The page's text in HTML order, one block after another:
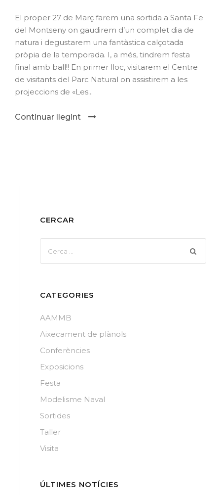
El proper 27 de Març farem una sortida a Santa Fe
del Montseny on gaudirem d’un complet dia de
natura i degustarem una fantàstica calçotada
pròpia de la temporada. I, a més, tindrem festa
final amb ball!! En primer lloc, visitarem el Centre
de visitants del Parc Natural on assistirem a les
projeccions de «Les...
Continuar llegint
CERCAR
CATEGORIES
AAMMB
Aixecament de plànols
Conferències
Exposicions
Festa
Modelisme Naval
Sortides
Taller
Visita
ÚLTIMES NOTÍCIES